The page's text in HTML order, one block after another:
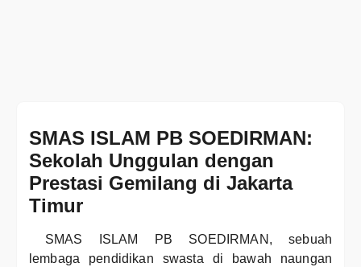
SMAS ISLAM PB SOEDIRMAN:
Sekolah Unggulan dengan
Prestasi Gemilang di Jakarta
Timur
SMAS ISLAM PB SOEDIRMAN, sebuah
lembaga pendidikan swasta di bawah naungan